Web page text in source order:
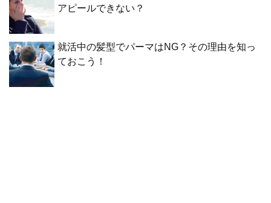
アピールできない？
就活中の髪型でパーマはNG？その理由を知っ
ておこう！